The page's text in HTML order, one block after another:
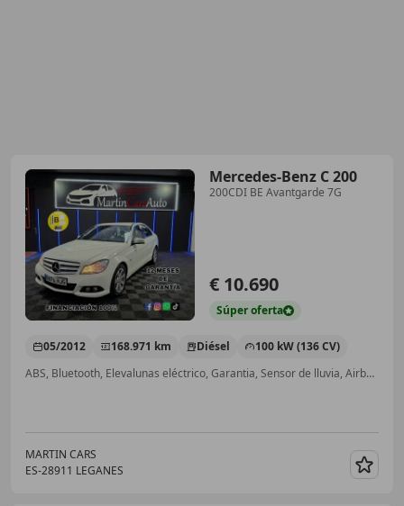
Mercedes-Benz C 200
200CDI BE Avantgarde 7G
€ 10.690
Súperoferta
05/2012 168.971 km Diésel
100 kW (136 CV)
ABS, Bluetooth, Elevalunas eléctrico, Garantia, Sensor de lluvia, Airbags laterales, Isofix, Cierre centralizado
MARTIN CARS
ES-28911 LEGANES